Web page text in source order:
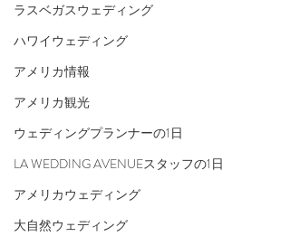
ラスベガスウェディング
ハワイウェディング
アメリカ情報
アメリカ観光
ウェディングプランナーの1日
LA WEDDING AVENUEスタッフの1日
アメリカウェディング
大自然ウェディング